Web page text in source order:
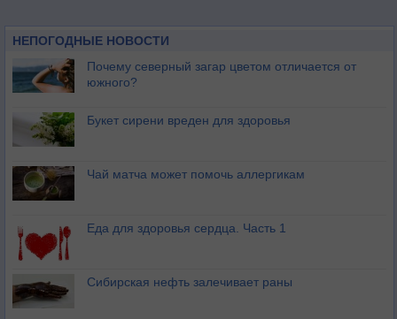
НЕПОГОДНЫЕ НОВОСТИ
Почему северный загар цветом отличается от
южного?
Букет сирени вреден для здоровья
Чай матча может помочь аллергикам
Еда для здоровья сердца. Часть 1
Сибирская нефть залечивает раны